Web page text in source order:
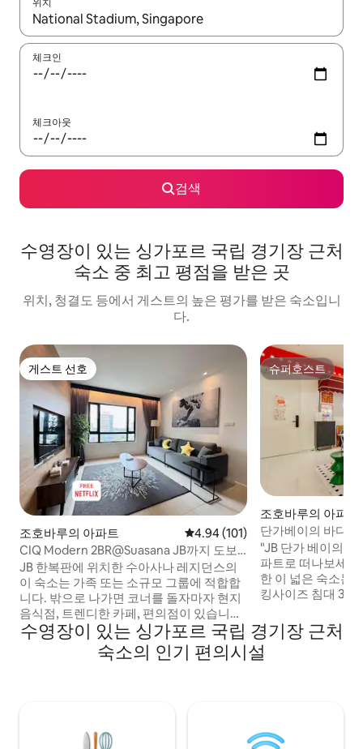
결과가 나오면 위·아래 화살표 키를 사용하거나 터치 또는 스와이
체크인
체크아웃
검색
수영장이 있는 싱가포르 국립 경기장 근처
숙소 중 최고 평점을 받은 곳
위치, 청결도 등에서 게스트의 높은 평가를 받은 숙소입니
다.
게스트 선호
게스트 선호
조호바루의 아파트 평점 4.94점(5점 만점), 후기 101
4.94 (101)
CIQ Modern 2BR@Suasana JB까지 도보
거리 | 6인용 | JBCC 및 CS
JB 한복판에 위치한 수아사나 레지던스의
이 숙소는 가족 또는 소규모 그룹에 적합합
니다. 밖으로 나가면 코너를 돌자마자 현지
음식점, 트렌디한 카페, 편의점이 있습니다.
• 하이딜라오 핫팟까지 1분 • 콤타르 JBCC
& 시티 스퀘어 몰까지 2분 • JB 센트럴/CIQ
슈퍼호스트
슈퍼호스트
조호바루의 아파트
단가베이의 바다
"JB 단가 베이의
파트로 떠나보세
한 이 넓은 숙소는
킹사이즈 침대 3개
넷플릭스, 유튜브,
드게임, 10,000개
이드 머신과 같은
수영장이 있는 싱가포르 국립 경기장 근처
숙소의 인기 편의시설